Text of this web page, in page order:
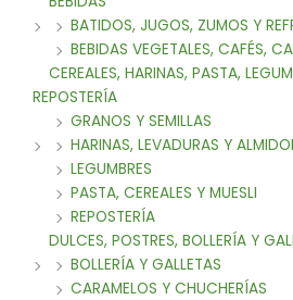
BATIDOS, JUGOS, ZUMOS Y
BEBIDAS VEGETALES, CAFÉS,
CEREALES, HARINAS, PASTA,
REPOSTERÍA
GRANOS Y SEMILLAS
HARINAS, LEVADURAS Y
LEGUMBRES
PASTA, CEREALES Y MUESLI
REPOSTERÍA
DULCES, POSTRES, BOLLERÍA Y
BOLLERÍA Y GALLETAS
CARAMELOS Y CHUCHERÍAS